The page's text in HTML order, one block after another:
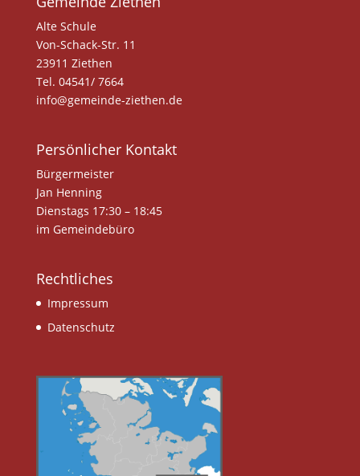
Alte Schule
Von-Schack-Str. 11
23911 Ziethen
Tel. 04541/ 7664
info@gemeinde-ziethen.de
Persönlicher Kontakt
Bürgermeister
Jan Henning
Dienstags 17:30 – 18:45
im Gemeindebüro
Rechtliches
Impressum
Datenschutz